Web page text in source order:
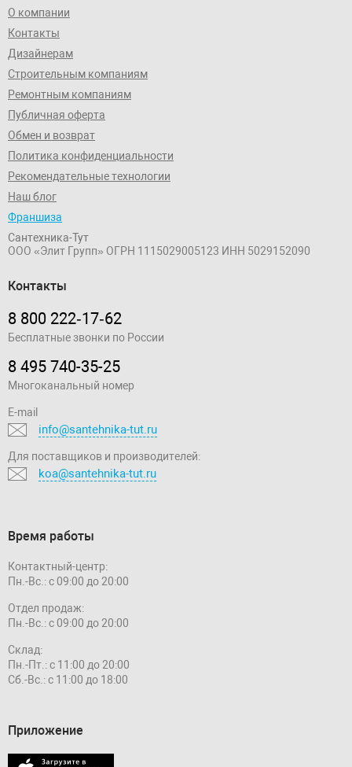
О компании
Контакты
Дизайнерам
Строительным компаниям
Ремонтным компаниям
Публичная оферта
Обмен и возврат
Политика конфиденциальности
Рекомендательные технологии
Наш блог
Франшиза
Сантехника-Тут
ООО «Элит Групп» ОГРН 1115029005123 ИНН 5029152090
Контакты
8 800 222‑17‑62
Бесплатные звонки по России
8 495 740-35-25
Многоканальный номер
E-mail
info@santehnika-tut.ru
Для поставщиков и производителей:
koa@santehnika-tut.ru
Время работы
Контактный-центр:
Пн.-Вс.: с 09:00 до 20:00
Отдел продаж:
Пн.-Вс.: с 09:00 до 20:00
Склад:
Пн.-Пт.: с 11:00 до 20:00
Сб.-Вс.: с 11:00 до 18:00
Приложение